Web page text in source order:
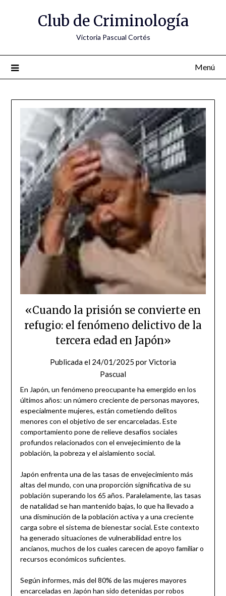
Club de Criminología
Victoria Pascual Cortés
Menú
«Cuando la prisión se convierte en
refugio: el fenómeno delictivo de la
tercera edad en Japón»
Publicada el 24/01/2025 porVictoria
Pascual
En Japón, un fenómeno preocupante ha emergido en los
últimos años: un número creciente de personas mayores,
especialmente mujeres, están cometiendo delitos
menores con el objetivo de ser encarceladas. Este
comportamiento pone de relieve desafíos sociales
profundos relacionados con el envejecimiento de la
población, la pobreza y el aislamiento social.
Japón enfrenta una de las tasas de envejecimiento más
altas del mundo, con una proporción significativa de su
población superando los 65 años. Paralelamente, las tasas
de natalidad se han mantenido bajas, lo que ha llevado a
una disminución de la población activa y a una creciente
carga sobre el sistema de bienestar social. Este contexto
ha generado situaciones de vulnerabilidad entre los
ancianos, muchos de los cuales carecen de apoyo familiar o
recursos económicos suficientes.
Según informes, más del 80% de las mujeres mayores
encarceladas en Japón han sido detenidas por robos